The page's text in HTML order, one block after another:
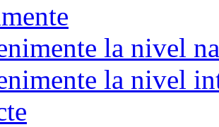
la nivel
la nivel